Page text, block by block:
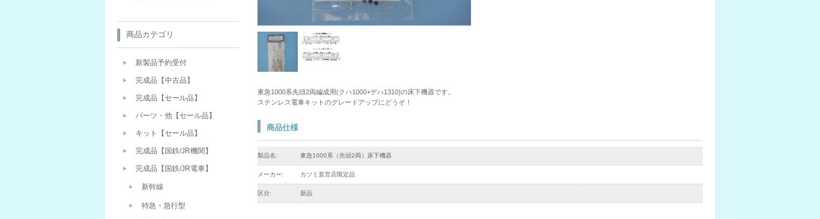
東急1000系先頭2両編成用(クハ1000+デハ1310)の床下機器です。
ステンレス電車キットのグレードアップにどうぞ！
商品仕様
製品名: 東急1000系（先頭2両）床下機器
メーカー: カツミ直営店限定品
区分: 新品
商品カテゴリ
新製品予約受付
完成品【中古品】
完成品【セール品】
パーツ・他【セール品】
キット【セール品】
完成品【国鉄/JR機関】
完成品【国鉄/JR電車】
新幹線
特急・急行型